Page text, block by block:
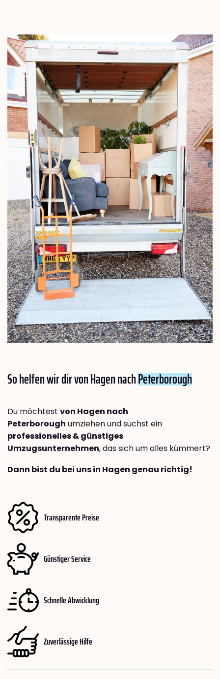
So helfen wir dir von Hagen nachPeterborough
Du möchtest von Hagen nach
Peterborough umziehen und suchst ein
professionelles & günstiges
Umzugsunternehmen, das sich um alles kümmert?
Dann bist du bei uns in Hagen genau richtig!
Transparente Preise
Günstiger Service
Schnelle Abwicklung
Zuverlässige Hilfe